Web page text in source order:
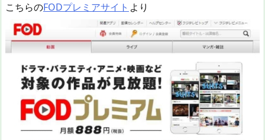
こちらのFODプレミアサイト より